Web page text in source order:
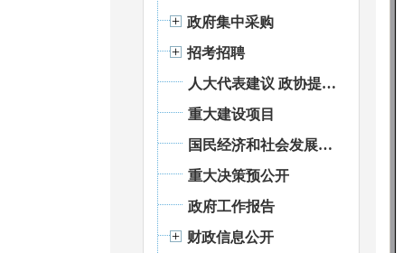
政府集中采购
招考招聘
人大代表建议 政协提案办理
重大建设项目
国民经济和社会发展统计信息
重大决策预公开
政府工作报告
财政信息公开